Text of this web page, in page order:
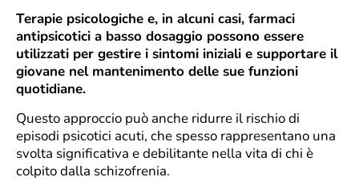
Terapie psicologiche e, in alcuni casi, farmaci
antipsicotici a basso dosaggio possono essere
utilizzati per gestire i sintomi iniziali e supportare il
giovane nel mantenimento delle sue funzioni
quotidiane.
Questo approccio può anche ridurre il rischio di
episodi psicotici acuti, che spesso rappresentano una
svolta significativa e debilitante nella vita di chi è
colpito dalla schizofrenia.